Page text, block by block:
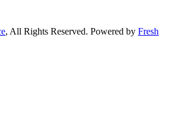
, All Rights Reserved. Powered by Fresh